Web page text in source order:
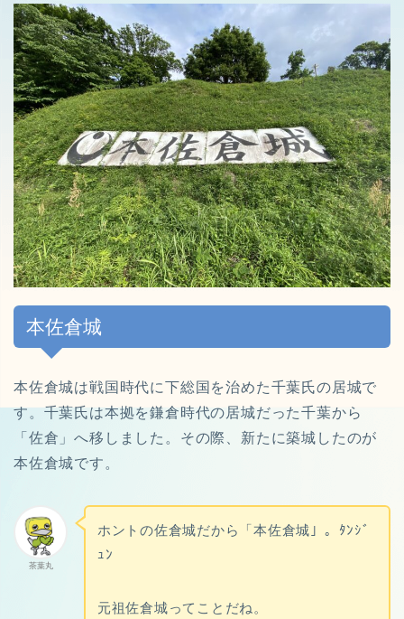
本佐倉城
本佐倉城は戦国時代に下総国を治めた千葉氏の居城で
す。千葉氏は本拠を鎌倉時代の居城だった千葉から
「佐倉」へ移しました。その際、新たに築城したのが
本佐倉城です。
茶葉丸
ホントの佐倉城だから「本佐倉城」。ﾀﾝｼﾞ
ｭﾝ
元祖佐倉城ってことだね。